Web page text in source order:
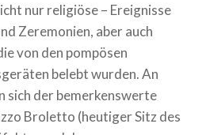
nur religiöse – Ereignisse
Zeremonien, aber auch
von den pompösen
belebt wurden. An
sich der bemerkenswerte
Broletto (heutiger Sitz des